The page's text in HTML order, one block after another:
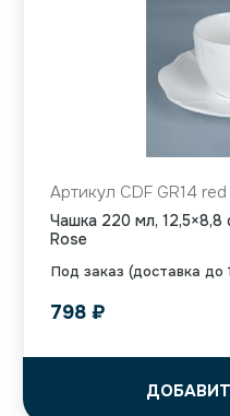
Под заказ (доставка до
Артикул CDF GR14
Чашка 220 мл,
Rose
798 ₽